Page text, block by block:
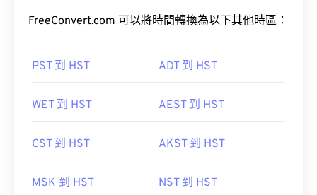
FreeConvert.com 可以將時間轉換為以下其他時區：
PST 到 HST ADT 到 HST
WET 到 HST AEST 到 HST
CST 到 HST AKST 到 HST
MSK 到 HST NST 到 HST